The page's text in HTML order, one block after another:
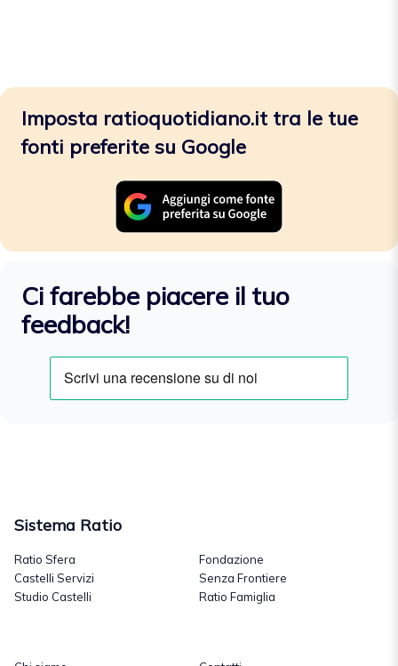
Imposta ratioquotidiano.it tra le tue
fonti preferite su Google
Ci farebbe piacere il tuo
feedback!
Sistema Ratio
Ratio Sfera
Castelli Servizi
Studio Castelli
Fondazione
Senza Frontiere
Ratio Famiglia